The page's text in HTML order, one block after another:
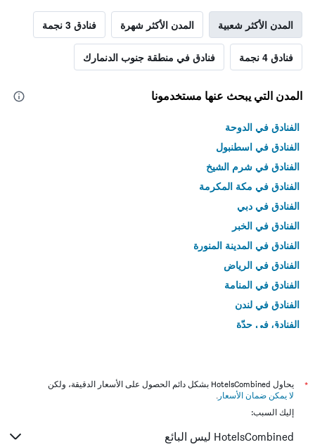
المدن الأكثر شعبية المدن الأكثر شهرة فنادق 3 نجمة
فنادق 4 نجمة فنادق في منطقة جنوب الدنمارك
المدن التي يبحث عنها مستخدمونا
الفنادق في الدوحة
الفنادق في اسطنبول
الفنادق في شرم الشيخ
الفنادق في مكة المكرمة
الفنادق في دبي
الفنادق في الخبر
الفنادق في المدينة المنورة
الفنادق في الرياض
الفنادق في المنامة
الفنادق في لندن
الفنادق في جدّة
*
يحاول HotelsCombined بشكل دائم الحصول على الأسعار الدقيقة، ولكن
لا يمكن ضمان الأسعار .
إليك السبب:
HotelsCombined ليس البائع